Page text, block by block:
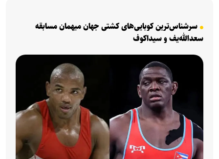
سرشناس‌ترین کوبایی‌های کشتی جهان میهمان مسابقه
سعدالله‌یف و سیداکوف